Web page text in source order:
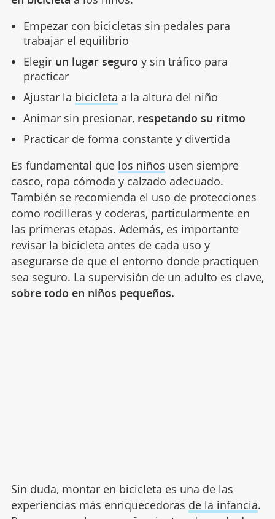
Empezar con bicicletas sin pedales para
trabajar el equilibrio
Elegir un lugar seguro y sin tráfico para
practicar
Ajustar la bicicleta a la altura del niño
Animar sin presionar, respetando su ritmo
Practicar de forma constante y divertida
Es fundamental que los niños usen siempre
casco, ropa cómoda y calzado adecuado.
También se recomienda el uso de protecciones
como rodilleras y coderas, particularmente en
las primeras etapas. Además, es importante
revisar la bicicleta antes de cada uso y
asegurarse de que el entorno donde practiquen
sea seguro. La supervisión de un adulto es clave,
sobre todo en niños pequeños.
Sin duda, montar en bicicleta es una de las
experiencias más enriquecedoras de la infancia.